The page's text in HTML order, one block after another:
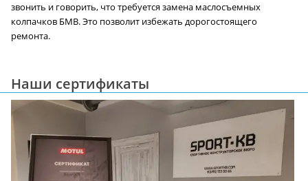
звонить и говорить, что требуется замена маслосъемных
колпачков БМВ. Это позволит избежать дорогостоящего
ремонта.
Наши сертификаты